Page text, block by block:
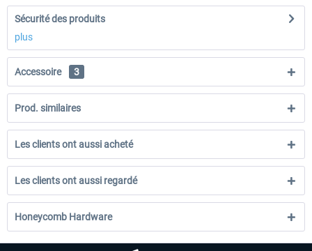
Sécurité des produits
plus
Accessoire 3
Prod. similaires
Les clients ont aussi acheté
Les clients ont aussi regardé
Honeycomb Hardware